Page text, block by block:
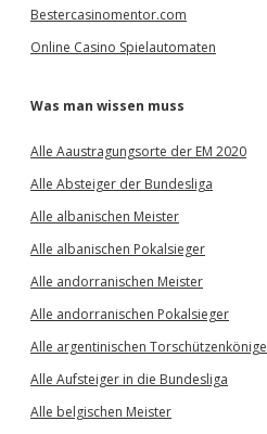
Bestercasinomentor.com
Online Casino Spielautomaten
Was man wissen muss
Alle Aaustragungsorte der EM 2020
Alle Absteiger der Bundesliga
Alle albanischen Meister
Alle albanischen Pokalsieger
Alle andorranischen Meister
Alle andorranischen Pokalsieger
Alle argentinischen Torschützenkönige
Alle Aufsteiger in die Bundesliga
Alle belgischen Meister